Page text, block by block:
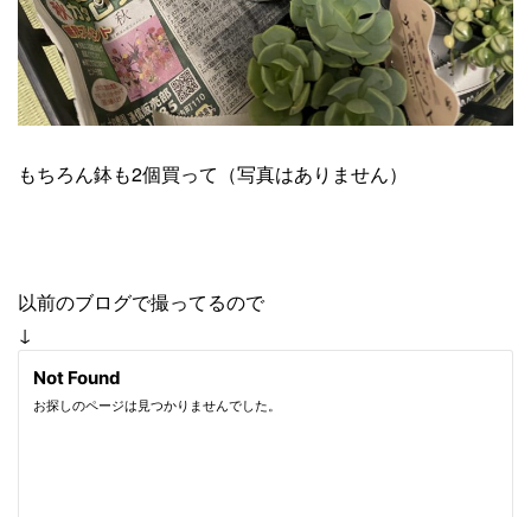
もちろん鉢も2個買って（写真はありません）
以前のブログで撮ってるので
↓